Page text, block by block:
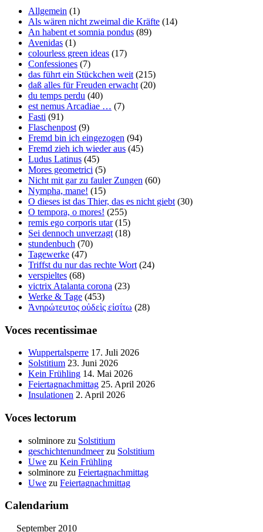
Allgemein (1)
Als wären nicht zweimal die Kräfte (14)
An habent et somnia pondus (89)
Avenidas (1)
colourless green ideas (17)
Confessiones (7)
das führt ein Stückchen weit (215)
daß alles für Freuden erwacht (20)
du temps perdu (40)
est nemus Arcadiae … (7)
Fasti (91)
Flaschenpost (9)
Fremd bin ich eingezogen (94)
Fremd zieh ich wieder aus (45)
Ludus Latinus (45)
Mores geometrici (5)
Nicht mit gar zu fauler Zungen (60)
Nympha, mane! (15)
O dieses ist das Thier, das es nicht giebt (30)
O tempora, o mores! (255)
remis ego corporis utar(15)
Sei dennoch unverzagt (18)
stundenbuch (70)
Tagewerke (47)
Triffst du nur das rechte Wort (24)
verspieltes (68)
victrix Atalanta corona (23)
Werke & Tage (453)
Ἀνηρώτευτος οὐδεὶς εἰσίτω (28)
Voces recentissimae
Wuppertalsperre 17. Juli 2026
Solstitium 23. Juni 2026
Kein Frühling 14. Mai 2026
Feiertagnachmittag 25. April 2026
Insulationen 2. April 2026
Voces lectorum
solminore zu Solstitium
geschichtenundmeerzu Solstitium
Uwe zu Kein Frühling
solminore zu Feiertagnachmittag
Uwe zu Feiertagnachmittag
Calendarium
September 2010